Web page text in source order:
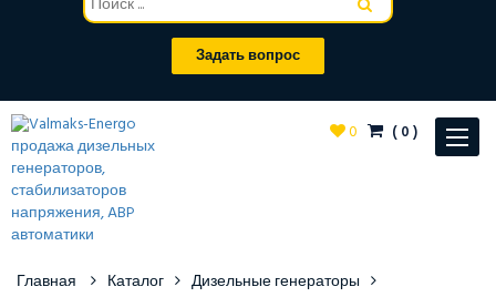
Задать вопрос
Toggle
0 (0)
Главная Каталог Дизельные генераторы